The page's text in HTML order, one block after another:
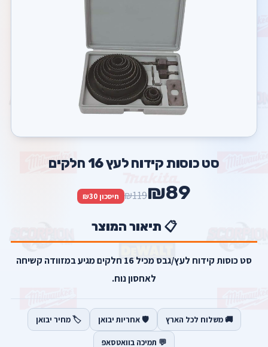
סט כוסות קידוח לעץ 16 חלקים
₪89
₪119 חיסכון ₪30
📋 תיאור המוצר
סט כוסות קידוח לעץ/גבס מכיל 16 חלקים מגיע במזוודה קשיחה
לאחסון נוח.
🚚 משלוח לכל הארץ 🛡️ אחריות יבואן 🏷️ מחיר יבואן
💬 תמיכה בוואטסאפ